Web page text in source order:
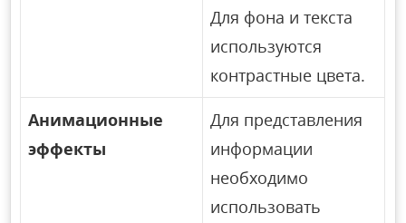
Для фона и текста
используются
контрастные цвета.
Анимационные
эффекты
Для представления
информации
необходимо
использовать